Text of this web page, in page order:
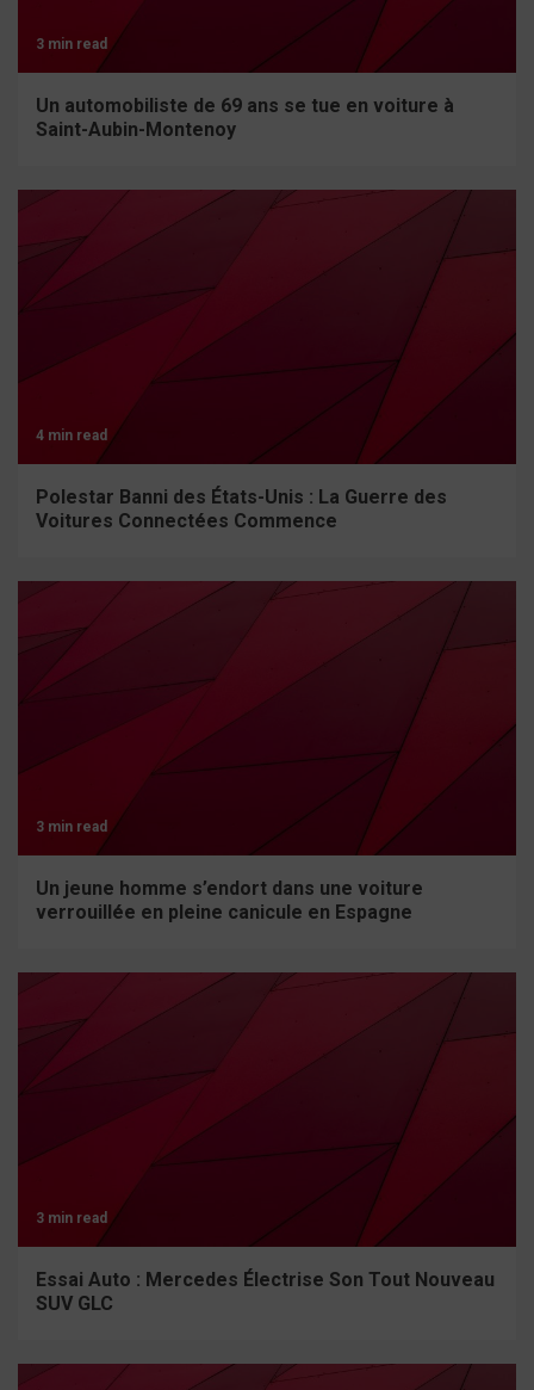
3 min read
Un automobiliste de 69 ans se tue en voiture à
Saint-Aubin-Montenoy
4 min read
Polestar Banni des États-Unis : La Guerre des
Voitures Connectées Commence
3 min read
Un jeune homme s’endort dans une voiture
verrouillée en pleine canicule en Espagne
3 min read
Essai Auto : Mercedes Électrise Son Tout Nouveau
SUV GLC